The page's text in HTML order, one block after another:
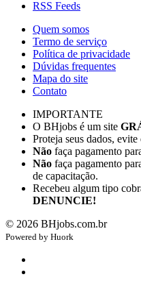
RSS Feeds
Quem somos
Termo de serviço
Política de privacidade
Dúvidas frequentes
Mapa do site
Contato
IMPORTANTE
O BHjobs é um site
Proteja seus dados,
Não faça pagamento
Não faça pagamento
de capacitação.
Recebeu algum tipo
DENUNCIE!
© 2026 BHjobs.com.br
Powered by Huork